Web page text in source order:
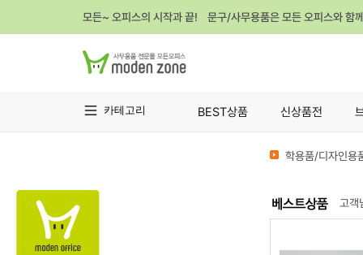
모든~ 오피스의 시작과 끝! 문구/사무용품은 모든 오피스와 함
카테고리 BEST상품 신상품전
학용품/디자인용
고객